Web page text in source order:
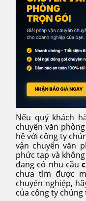
Nếu quý khách
chuyển văn
hệ với công ty
vận chuyển văn
phức tạp và
đang có nhu cầu
chưa tìm được
chuyên nghiệp,
của công ty chúng